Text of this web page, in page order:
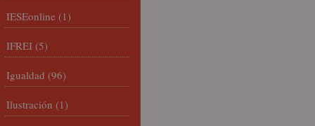
IESEonline (1)
IFREI (5)
Igualdad (96)
Ilustración (1)